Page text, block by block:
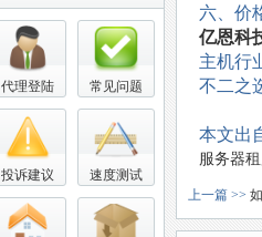
代理登陆 常见问题
投诉建议 速度测试
六、价
亿恩科
主机行
不二之
本文出
服务器
上一篇 >>